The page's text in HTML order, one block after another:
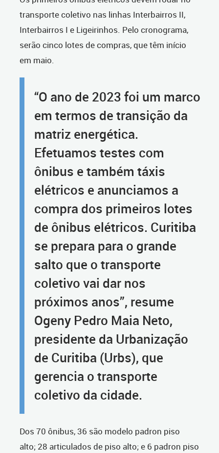
transporte coletivo nas linhas Interbairros II,
Interbairros I e Ligeirinhos. Pelo cronograma,
serão cinco lotes de compras, que têm início
em maio.
“O ano de 2023 foi um marco
em termos de transição da
matriz energética.
Efetuamos testes com
ônibus e também táxis
elétricos e anunciamos a
compra dos primeiros lotes
de ônibus elétricos. Curitiba
se prepara para o grande
salto que o transporte
coletivo vai dar nos
próximos anos”, resume
Ogeny Pedro Maia Neto,
presidente da Urbanização
de Curitiba (Urbs), que
gerencia o transporte
coletivo da cidade.
Dos 70 ônibus, 36 são modelo padron piso
alto; 28 articulados de piso alto; e 6 padron piso